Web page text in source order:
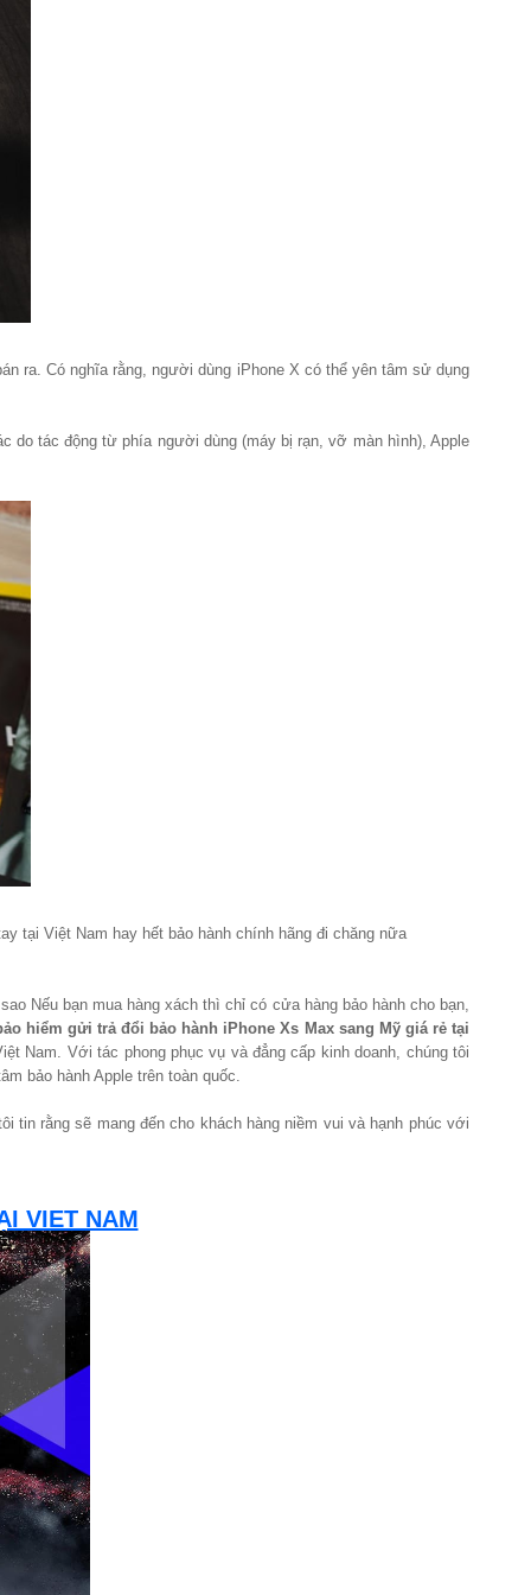
ra. Có nghĩa rằng, người dùng iPhone X có thể yên tâm sử dụng
do tác động từ phía người dùng (máy bị rạn, vỡ màn hình), Apple
tại Việt Nam hay hết bảo hành chính hãng đi chăng nữa
Nếu bạn mua hàng xách thì chỉ có cửa hàng bảo hành cho bạn,
hiểm gửi trả đổi bảo hành iPhone Xs Max sang Mỹ giá rẻ tại
Nam. Với tác phong phục vụ và đẳng cấp kinh doanh, chúng tôi
bảo hành Apple trên toàn quốc.
tin rằng sẽ mang đến cho khách hàng niềm vui và hạnh phúc với
VIET NAM